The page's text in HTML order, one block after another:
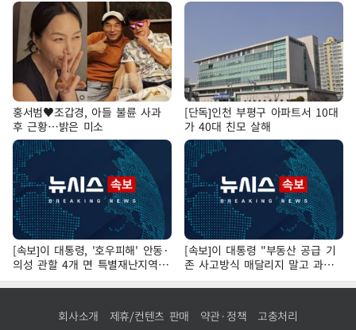
홍서범♥조갑경, 아들 불륜 사과
후 근황…밝은 미소
[단독]인천 부평구 아파트서 10대
가 40대 친모 살해
[속보]이 대통령, '호우피해' 안동·
의성 관할 4개 면 특별재난지역
선포
[속보]이 대통령 "부동산 공급 기
존 사고방식 매달리지 말고 과감
히 실천"
회사소개 제휴/컨텐츠 판매 약관·정책 고충처리